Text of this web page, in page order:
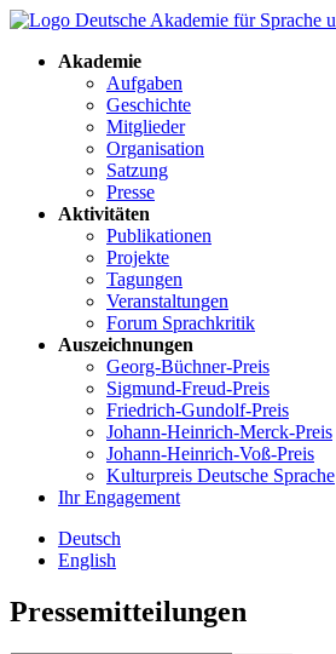
Akademie
Aufgaben
Geschichte
Mitglieder
Organisation
Satzung
Presse
Aktivitäten
Publikationen
Projekte
Tagungen
Veranstaltungen
Forum Sprachkritik
Auszeichnungen
Georg-Büchner-Preis
Sigmund-Freud-Preis
Friedrich-Gundolf-Preis
Johann-Heinrich-Merck-Preis
Johann-Heinrich-Voß-Preis
Kulturpreis Deutsche Sprache
Ihr Engagement
Deutsch
English
Presse­mitteilungen